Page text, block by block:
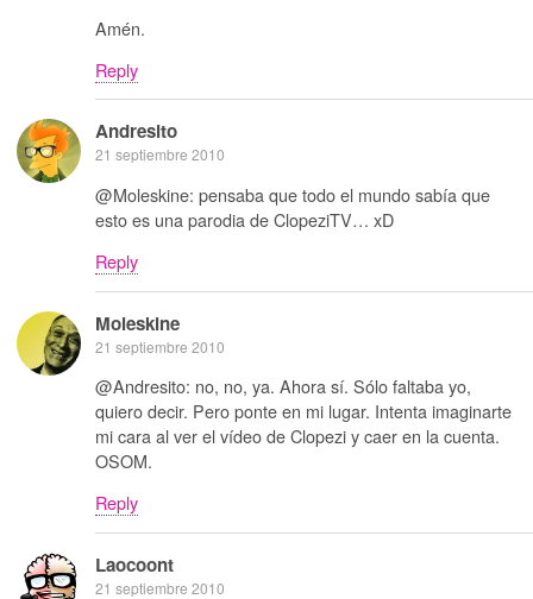
Amén.
Reply
Andresito
21 septiembre 2010
@Moleskine: pensaba que todo el mundo sabía que
esto es una parodia de ClopeziTV… xD
Reply
Moleskine
21 septiembre 2010
@Andresito: no, no, ya. Ahora sí. Sólo faltaba yo,
quiero decir. Pero ponte en mi lugar. Intenta imaginarte
mi cara al ver el vídeo de Clopezi y caer en la cuenta.
OSOM.
Reply
Laocoont
21 septiembre 2010